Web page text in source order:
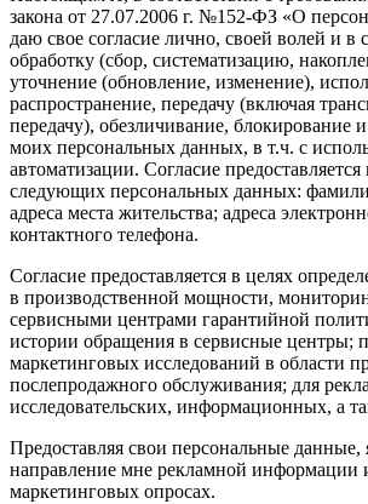
закона от 27.07.2006 г. №152-ФЗ «О
даю свое согласие лично, своей волей и в
обработку (сбор, систематизацию,
уточнение (обновление, изменение),
распространение, передачу (включая
передачу), обезличивание, блокирование
моих персональных данных, в т.ч. с
автоматизации. Согласие
следующих персональных данных:
адреса места жительства; адреса
контактного телефона.
Согласие предоставляется в целях
в производственной мощности,
сервисными центрами гарантийной
истории обращения в сервисные центры;
маркетинговых исследований в области
послепродажного обслуживания; для
исследовательских, информационных, а
Предоставляя свои персональные данные,
направление мне рекламной информации
маркетинговых опросах.